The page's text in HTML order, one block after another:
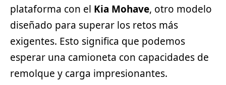
plataforma con el Kia Mohave, otro modelo
diseñado para superar los retos más
exigentes. Esto significa que podemos
esperar una camioneta con capacidades de
remolque y carga impresionantes.